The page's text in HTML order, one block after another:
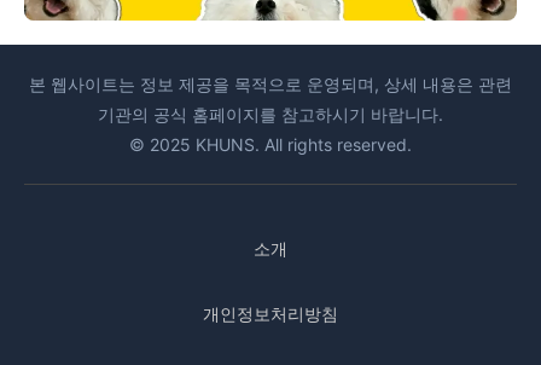
본 웹사이트는 정보 제공을 목적으로 운영되며, 상세 내용은 관련
기관의 공식 홈페이지를 참고하시기 바랍니다.
© 2025 KHUNS. All rights reserved.
소개
개인정보처리방침